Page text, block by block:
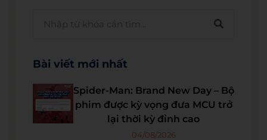
Bài viết mới nhất
Spider-Man: Brand New Day – Bộ
phim được kỳ vọng đưa MCU trở
lại thời kỳ đỉnh cao
04/08/2026